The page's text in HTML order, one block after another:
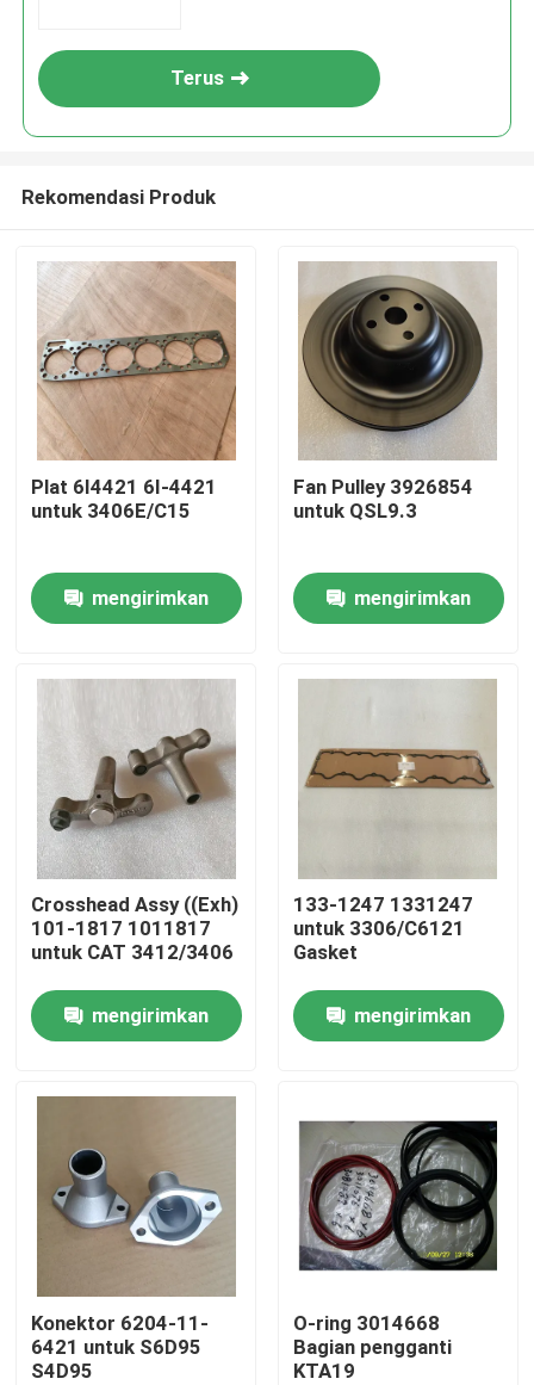
Produk
Video
Tentang Kami
Tur Pabrik
Hubungi Kami
Berita
unduh
Blog
Terus
Rekomendasi Produk
Plat 6I4421 6I-4421
untuk 3406E/C15
mengirimkan
Fan Pulley 3926854
untuk QSL9.3
mengirimkan
Crosshead Assy ((Exh)
101-1817 1011817
untuk CAT 3412/3406
mengirimkan
133-1247 1331247
untuk 3306/C6121
Gasket
mengirimkan
Konektor 6204-11-
6421 untuk S6D95
S4D95
O-ring 3014668
Bagian pengganti
KTA19